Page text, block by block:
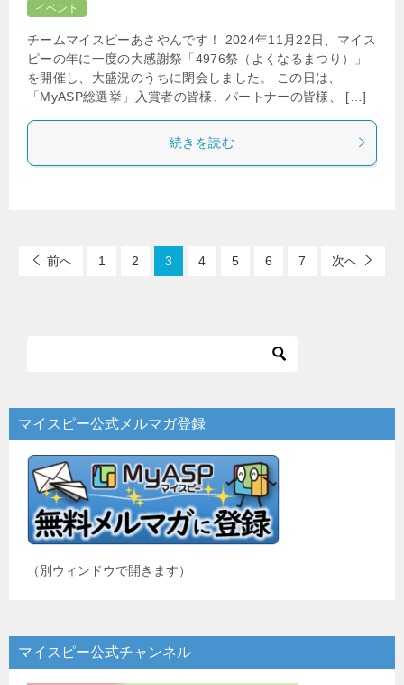
イベント
チームマイスピーあさやんです！ 2024年11月22日、マイス
ピーの年に一度の大感謝祭「4976祭（よくなるまつり）」
を開催し、大盛況のうちに閉会しました。 この日は、
「MyASP総選挙」入賞者の皆様、パートナーの皆様、 […]
続きを読む
前へ 1 2 3 4 5 6 7 次へ
マイスピー公式メルマガ登録
（別ウィンドウで開きます）
マイスピー公式チャンネル